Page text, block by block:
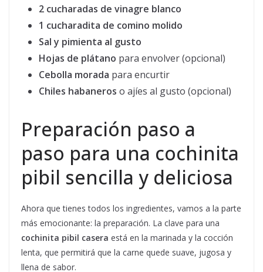
2 cucharadas de vinagre blanco
1 cucharadita de comino molido
Sal y pimienta al gusto
Hojas de plátano para envolver (opcional)
Cebolla morada para encurtir
Chiles habaneros o ajíes al gusto (opcional)
Preparación paso a
paso para una cochinita
pibil sencilla y deliciosa
Ahora que tienes todos los ingredientes, vamos a la parte
más emocionante: la preparación. La clave para una
cochinita pibil casera está en la marinada y la cocción
lenta, que permitirá que la carne quede suave, jugosa y
llena de sabor.